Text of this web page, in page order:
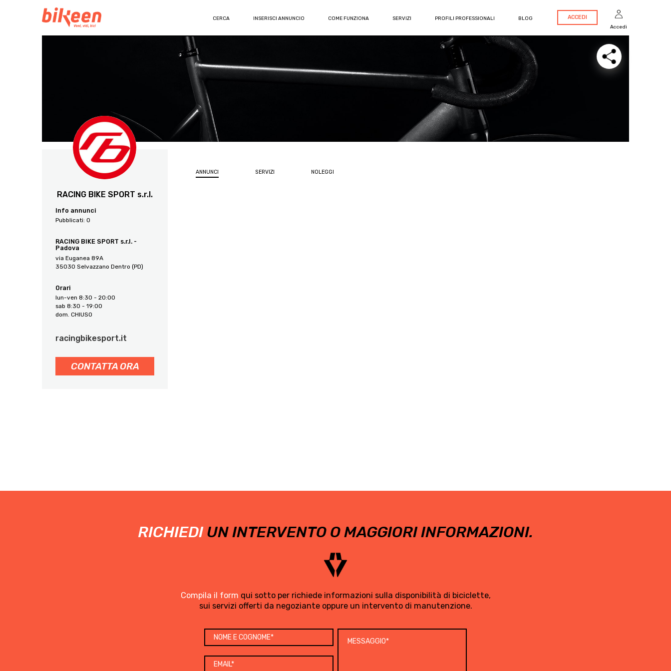
CERCA INSERISCI ANNUNCIO COME FUNZIONA SERVIZI PROFILI PROFESSIONALI BLOG ACCEDI
Accedi
RACING BIKE SPORT s.r.l.
Info annunci
Pubblicati: 0
RACING BIKE SPORT s.r.l. -
Padova
via Euganea 89A
35030 Selvazzano Dentro (PD)
Orari
lun-ven 8:30 - 20:00
sab 8:30 - 19:00
dom. CHIUSO
racingbikesport.it
CONTATTA ORA
ANNUNCI SERVIZI NOLEGGI
RICHIEDIUN INTERVENTO O MAGGIORI INFORMAZIONI.
Compila il form qui sotto per richiede informazioni sulla disponibilità di biciclette,
sui servizi offerti da negoziante oppure un intervento di manutenzione.